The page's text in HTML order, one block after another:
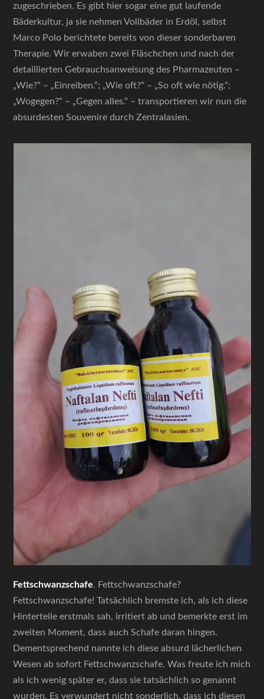
zugeschrieben. Es gibt hier sogar eine gut laufende
Bäderkultur, ja sie nehmen Vollbäder in Erdöl, selbst
Marco Polo berichtete bereits von dieser sonderbaren
Therapie. Wir erwaben zwei Fläschchen und nach der
detaillierten Gebrauchsanweisung des Pharmazeuten –
„Wie?“ – „Einreiben.“; „Wie oft?“ – „So oft wie nötig.“;
„Wogegen?“ – „Gegen alles.“ – transportieren wir nun die
absurdesten Souvenire durch Zentralasien.
Fettschwanzschafe. Fettschwanzschafe?
Fettschwanzschafe! Tatsächlich bremste ich, als ich diese
Hinterteile erstmals sah, irritiert ab und bemerkte erst im
zweiten Moment, dass auch Schafe daran hingen.
Dementsprechend nannte ich diese absurd lächerlichen
Wesen ab sofort Fettschwanzschafe. Was freute ich mich
als ich wenig später er, dass sie tatsächlich so genannt
wurden. Es verwundert nicht sonderlich, dass ich diesen